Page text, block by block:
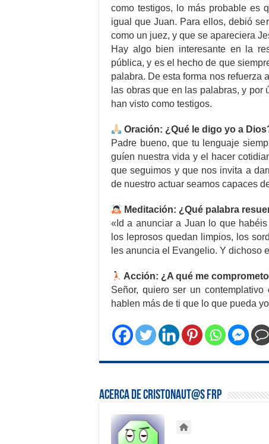
como testigos, lo más probable es
igual que Juan. Para ellos, debió
como un juez, y que se apareciera
Hay algo bien interesante en la
pública, y es el hecho de que
palabra. De esta forma nos refuerza
las obras que en las palabras, y
han visto como testigos.
Oración: ¿Qué le digo yo a
Padre bueno, que tu lenguaje
guíen nuestra vida y el hacer
que seguimos y que nos invita a
de nuestro actuar seamos capaces
Meditación: ¿Qué palabra
«Id a anunciar a Juan lo que
los leprosos quedan limpios, los
les anuncia el Evangelio. Y dichoso
Acción: ¿A qué me
Señor, quiero ser un
hablen más de ti que lo que pueda
Acerca de Cristonaut@s FRP